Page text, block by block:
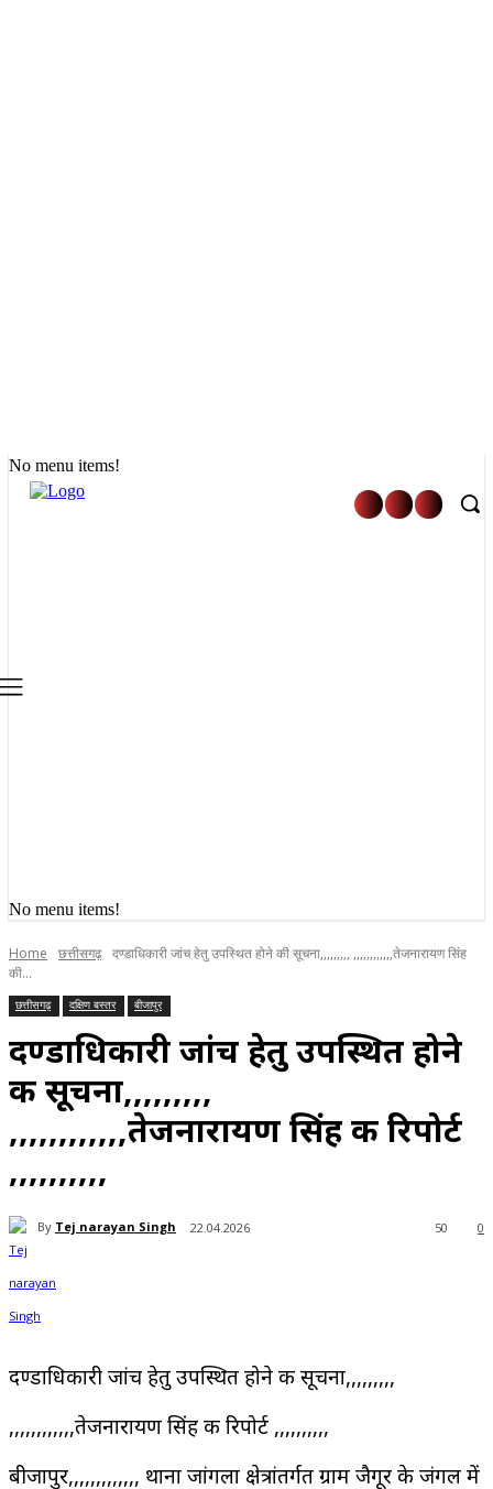
No menu items!
No menu items!
Home छत्तीसगढ़ दण्डाधिकारी जांच हेतु उपस्थित होने की सूचना,,,,,,,,, ,,,,,,,,,,,,तेजनारायण सिंह
की...
छत्तीसगढ़ दक्षिण बस्तर बीजापुर
दण्डाधिकारी जांच हेतु उपस्थित होने
की सूचना,,,,,,,,,
,,,,,,,,,,,,तेजनारायण सिंह की रिपोर्ट
,,,,,,,,,,
By Tej narayan Singh 22.04.2026 0
50
दण्डाधिकारी जांच हेतु उपस्थित होने की सूचना,,,,,,,,,
,,,,,,,,,,,,तेजनारायण सिंह की रिपोर्ट ,,,,,,,,,,
बीजापुर,,,,,,,,,,,,, थाना जांगला क्षेत्रांतर्गत ग्राम जैगूर के जंगल में